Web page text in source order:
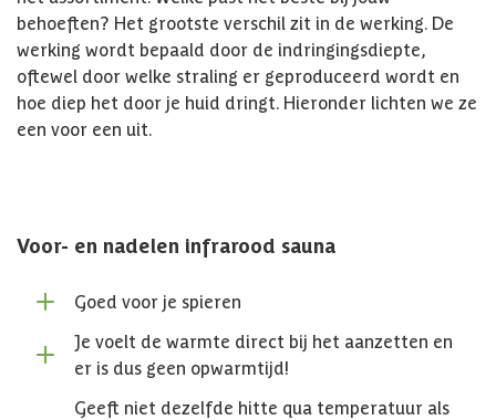
behoeften? Het grootste verschil zit in de werking. De
werking wordt bepaald door de indringingsdiepte,
oftewel door welke straling er geproduceerd wordt en
hoe diep het door je huid dringt. Hieronder lichten we ze
een voor een uit.
Voor- en nadelen infrarood sauna
Goed voor je spieren
Je voelt de warmte direct bij het aanzetten en
er is dus geen opwarmtijd!
Geeft niet dezelfde hitte qua temperatuur als